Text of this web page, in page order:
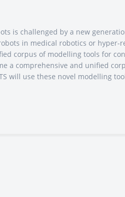
is challenged by a new
in medical robotics or hyper-
corpus of modelling tools for
a comprehensive and unified
will use these novel modelling